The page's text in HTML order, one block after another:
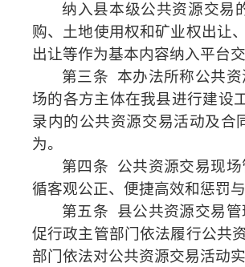
纳入县本级公共资源交易
购、土地使用权和矿业权出让
出让等作为基本内容纳入平台
第三条
本办法所称公共
场的各方主体在我县进行建设
录内的公共资源交易活动及合
为。
第四条
公共资源交易现
循客观公正、便捷高效和惩罚
第五条
县公共资源交易
促行政主管部门依法履行公共
部门依法对公共资源交易活动